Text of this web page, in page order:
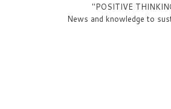
"POSITIVE
News and knowledge to